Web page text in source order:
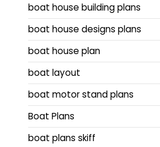
boat house building plans
boat house designs plans
boat house plan
boat layout
boat motor stand plans
Boat Plans
boat plans skiff